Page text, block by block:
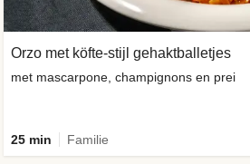
Orzo met köfte-stijl gehaktballetjes
met mascarpone, champignons en prei
25 min Familie